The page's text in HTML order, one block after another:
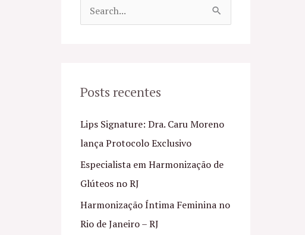
u
s
a
r
p
o
r
Posts recentes
Lips Signature: Dra. Caru Moreno
lança Protocolo Exclusivo
Especialista em Harmonização de
Glúteos no RJ
Harmonização Íntima Feminina no
Rio de Janeiro – RJ